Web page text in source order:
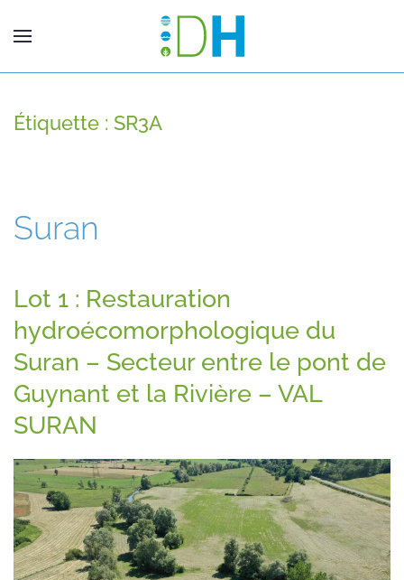
Étiquette : SR3A
Suran
Lot 1 : Restauration
hydroécomorphologique du
Suran – Secteur entre le pont de
Guynant et la Rivière – VAL
SURAN